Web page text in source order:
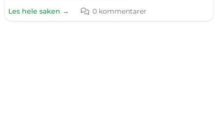
Les hele saken → 0 kommentarer